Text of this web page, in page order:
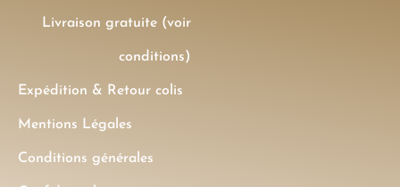
Livraison gratuite (voir
conditions)
Expédition & Retour colis
Mentions Légales
Conditions générales